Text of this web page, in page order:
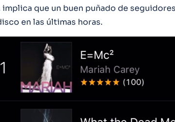
implica que un buen puñado de
en las últimas horas.